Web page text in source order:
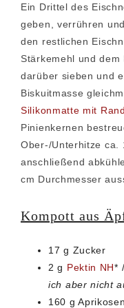
Ein Drittel des
geben, verrühren
den restlichen
Stärkemehl und
darüber sieben und
Biskuitmasse
Silikonmatte mit Rand
Pinienkernen
Ober-/Unterhitze ca.
anschließend
cm Durchmesser
Kompott aus
17 g Zucker
2 g Pektin NH* /
ich aber nicht
160 g